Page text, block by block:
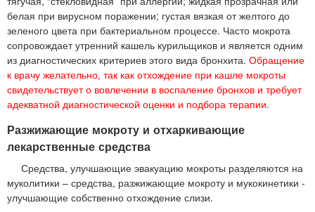
белая при вирусном поражении; густая вязкая от желтого до
зеленого цвета при бактериальном процессе. Часто мокрота
сопровождает утренний кашель курильщиков и является одним
из диагностических критериев этого вида бронхита. Обращение
к врачу желательно, так как отхождение при кашле мокроты
свидетельствует о вовлечении в воспаление бронхов и требует
адекватной диагностической оценки и подбора терапии.
Разжижающие мокроту и отхаркивающие
лекарственные средства
Средства, улучшающие эвакуацию мокроты разделяются на
муколитики – средства, разжижающие мокроту и мукокинетики -
улучшающие собственно отхождение слизи.